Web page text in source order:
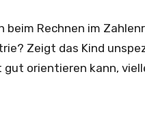
Rechnen im
Zeigt das Kind
orientieren kann,